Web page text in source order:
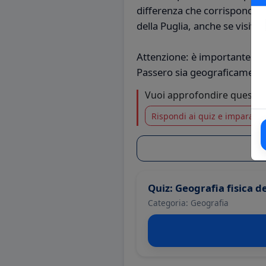
differenza che corrisponde
della Puglia, anche se
Attenzione: è importante
Passero sia
Vuoi approfondire questo
Rispondi ai quiz e impara di
Quiz: Geografia fisica
Categoria: Geografia